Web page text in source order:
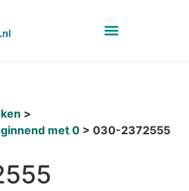
met 0
030-2372555